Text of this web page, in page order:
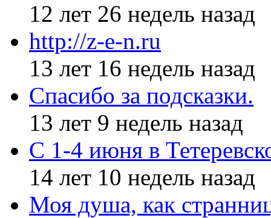
12 лет 26 недель назад
http://z-e-n.ru
13 лет 16 недель назад
Спасибо за подсказки.
13 лет 9 недель назад
С 1-4 июня в
14 лет 10 недель назад
Моя душа, как